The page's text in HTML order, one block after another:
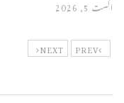
اگست 5, 2026
PREV
NEXT